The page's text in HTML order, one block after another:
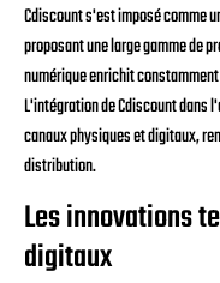
Cdiscount s'est imposé comme
proposant une large gamme de
numérique enrichit
L'intégration de Cdiscount dans
canaux physiques et digitaux,
distribution.
Les innovations
digitaux